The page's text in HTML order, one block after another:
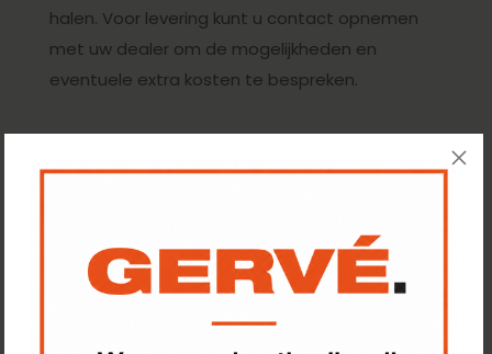
halen. Voor levering kunt u contact opnemen
met uw dealer om de mogelijkheden en
eventuele extra kosten te bespreken.